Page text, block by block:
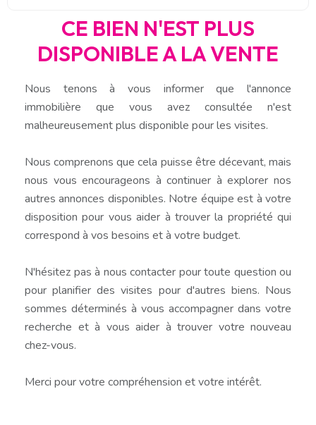
CE BIEN N'EST PLUS
DISPONIBLE A LA VENTE
Nous tenons à vous informer que l'annonce
immobilière que vous avez consultée n'est
malheureusement plus disponible pour les visites.
Nous comprenons que cela puisse être décevant, mais
nous vous encourageons à continuer à explorer nos
autres annonces disponibles. Notre équipe est à votre
disposition pour vous aider à trouver la propriété qui
correspond à vos besoins et à votre budget.
N'hésitez pas à nous contacter pour toute question ou
pour planifier des visites pour d'autres biens. Nous
sommes déterminés à vous accompagner dans votre
recherche et à vous aider à trouver votre nouveau
chez-vous.
Merci pour votre compréhension et votre intérêt.